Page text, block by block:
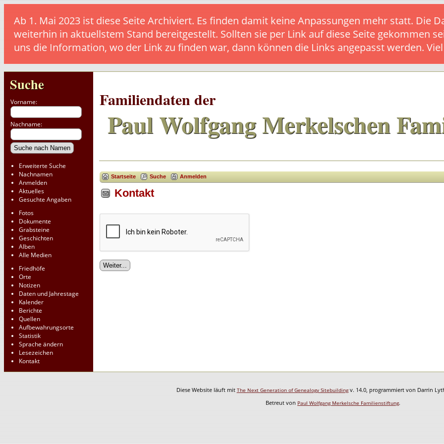
Ab 1. Mai 2023 ist diese Seite Archiviert. Es finden damit keine Anpassungen mehr statt. Die
weiterhin in aktuellstem Stand bereitgestellt. Sollten sie per Link auf diese Seite gekommen
uns die Information, wo der Link zu finden war, dann können die Links angepasst werden.
Suche
Vorname:
Nachname:
Erweiterte Suche
Nachnamen
Anmelden
Aktuelles
Gesuchte Angaben
Fotos
Dokumente
Grabsteine
Geschichten
Alben
Alle Medien
Friedhöfe
Orte
Notizen
Daten und Jahrestage
Kalender
Berichte
Quellen
Aufbewahrungsorte
Statistik
Sprache ändern
Lesezeichen
Kontakt
Familiendaten der
Paul Wolfgang Merkelschen
Startseite Suche Anmelden
Kontakt
Diese Website läuft mitThe Next Generation of Genealogy Sitebuildingv. 14.0, programmiert von Darrin
Betreut vonPaul Wolfgang Merkelsche Familienstiftung.